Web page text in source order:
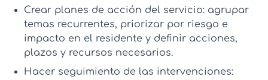
Crear planes de acción del servicio: agrupar
temas recurrentes, priorizar por riesgo e
impacto en el residente y definir acciones,
plazos y recursos necesarios.
Hacer seguimiento de las intervenciones: